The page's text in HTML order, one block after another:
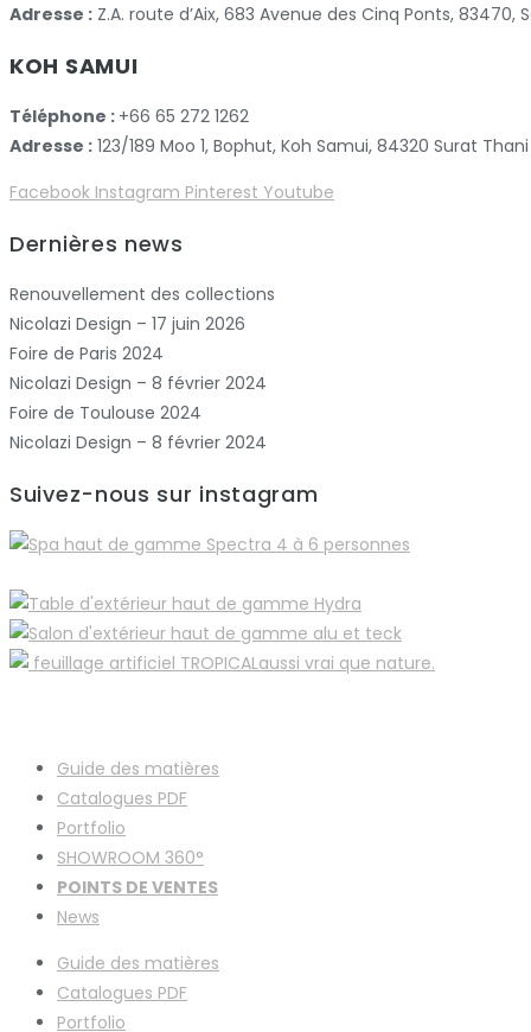
Adresse : Z.A. route d’Aix, 683 Avenue des Cinq Ponts,
KOH SAMUI
Téléphone : +66 65 272 1262
Adresse : 123/189 Moo 1, Bophut, Koh Samui, 84320 Surat Thani
Facebook Instagram Pinterest Youtube
Dernières news
Renouvellement des collections
Nicolazi Design – 17 juin 2026
Foire de Paris 2024
Nicolazi Design – 8 février 2024
Foire de Toulouse 2024
Nicolazi Design – 8 février 2024
Suivez-nous sur instagram
Guide des matières
Catalogues PDF
Portfolio
SHOWROOM 360°
POINTS DE VENTES
News
Guide des matières
Catalogues PDF
Portfolio